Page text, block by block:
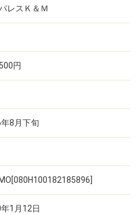
レスＫ＆Ｍ
円
8月下旬
1月12日